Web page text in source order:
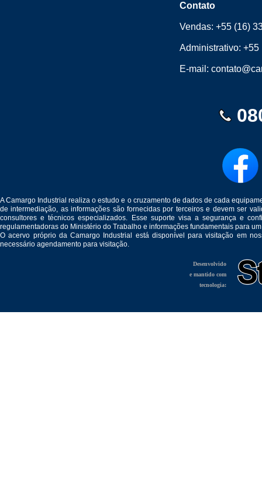
Contato
Vendas:+55 (16)
Administrativo:+55
E-mail:
A Camargo Industrial realiza o estudo e o cruzamento de dados de cada
de intermediação, as informações são fornecidas por terceiros e devem ser
consultores e técnicos especializados. Esse suporte visa a segurança e
regulamentadoras do Ministério do Trabalho e informações fundamentais para
O acervo próprio da Camargo Industrial está disponível para visitação em
necessário agendamento para visitação.
Desenvolvido
e mantido com
tecnologia: